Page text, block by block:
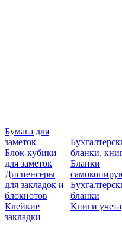
Бумага для
заметок
Блок-кубики
для заметок
Диспенсеры
для закладок и
блокнотов
Клейкие
закладки
бланки,
Бланки
бланки
Книги учета